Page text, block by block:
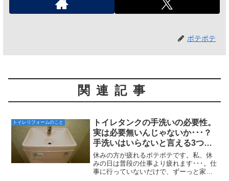
ポテポテ
関連記事
トイレリフォームのこと
トイレタンクの手洗いの必要性。
実は必要無いんじゃないか･･･？
手洗いはいらないと言える3つの
理由。
休みの方が疲れるポテポテです。私、休
みの日は普段の仕事より疲れます･･･。仕
事に行っていないだけで、ずーっと家事